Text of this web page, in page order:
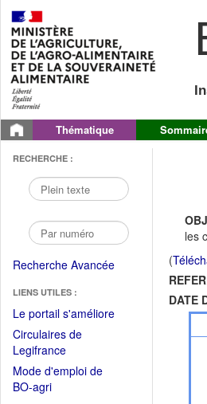
Thématique
RECHERCHE :
Recherche Avancée
LIENS UTILES :
Le portail s'améliore(Fichier
Circulaires de
Legifrance(Ouvrir
dans
une
Mode d'emploi de
BO-agri(Ouvrir
les
(
DATE